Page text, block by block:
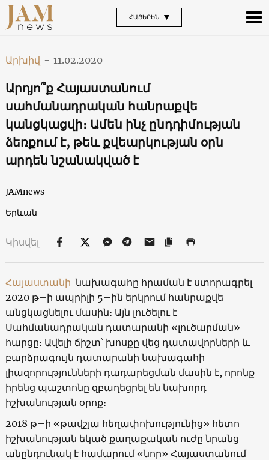
ՀԱՅԵՐԵՆ
Արխիվ - 11.02.2020
Արդյո՞ք Հայաստանում
սահմանադրական հանրաքվե
կանցկացվի։ Ամեն ինչ ընդդիմության
ձեռքում է, թեև քվեարկության օրն
արդեն նշանակված է
JAMnews
Երևան
Կիսվել
Հայաստանի նախագահը հրաման է ստորագրել
2020 թ–ի ապրիլի 5–ին երկրում հանրաքվե
անցկացնելու մասին։ Այն լուծելու է
Սահմանադրական դատարանի «լուծարման»
հարցը։ Ավելի ճիշտ՝ խոսքը վեց դատավորների և
բարձրագույն դատարանի նախագահի
լիազորությունների դադարեցման մասին է, որոնք
իրենց պաշտոնը զբաղեցրել են նախորդ
իշխանության օրոք։
2018 թ–ի «թավշյա հեղափոխությունից» հետո
իշխանության եկած քաղաքական ուժը նրանց
անընդունակ է համարում «նոր» Հայաստանում